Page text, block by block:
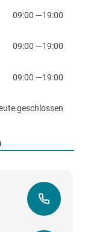
09:00 —19:00
09:00 —19:00
09:00 —19:00
geschlossen